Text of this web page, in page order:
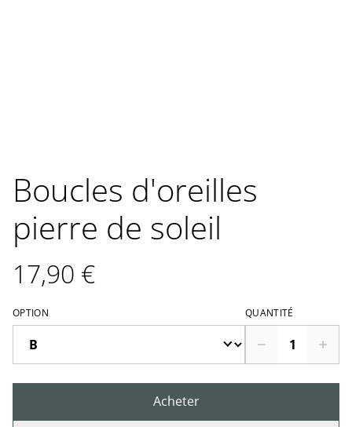
Boucles d'oreilles
pierre de soleil
17,90 €
OPTION QUANTITÉ
Acheter